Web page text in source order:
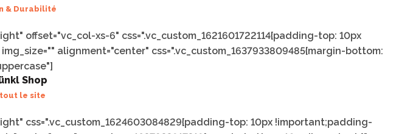
& Durabilité
offset="vc_col-xs-6" css=".vc_custom_1621601722114{padding-top: 10px
alignment="center" css=".vc_custom_1637933809485{margin-bottom:
Shop
tout le site
css=".vc_custom_1624603084829{padding-top: 10px !important;padding-